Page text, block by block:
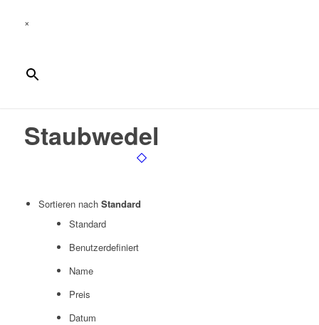
×
Staubwedel
Sortieren nach Standard
Standard
Benutzerdefiniert
Name
Preis
Datum